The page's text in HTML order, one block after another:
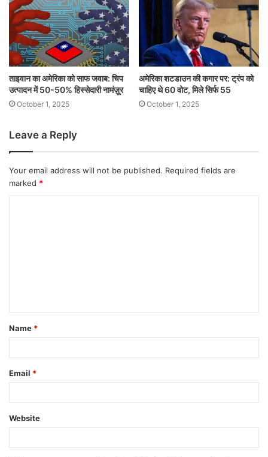
ताइवान का अमेरिका को साफ जवाब: चिप
उत्पादन में 50-50% हिस्सेदारी नामंज़ूर
October 1, 2025
अमेरिका शटडाउन की कगार पर: ट्रंप को
चाहिए थे 60 वोट, मिले सिर्फ 55
October 1, 2025
Leave a Reply
Your email address will not be published. Required fields are
marked *
Name *
Email *
Website